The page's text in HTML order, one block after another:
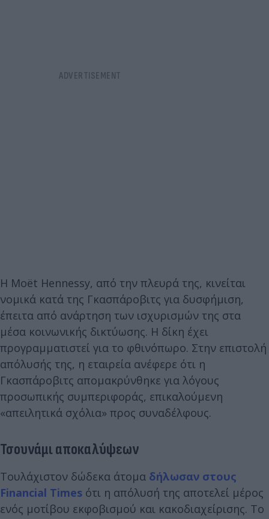
Η Moët Hennessy, από την πλευρά της, κινείται
νομικά κατά της Γκασπάροβιτς για δυσφήμιση,
έπειτα από ανάρτηση των ισχυρισμών της στα
μέσα κοινωνικής δικτύωσης. Η δίκη έχει
προγραμματιστεί για το φθινόπωρο. Στην επιστολή
απόλυσής της, η εταιρεία ανέφερε ότι η
Γκασπάροβιτς απομακρύνθηκε για λόγους
προσωπικής συμπεριφοράς, επικαλούμενη
«απειλητικά σχόλια» προς συναδέλφους.
Τσουνάμι αποκαλύψεων
Τουλάχιστον δώδεκα άτομα δήλωσαν στους
Financial Times ότι η απόλυσή της αποτελεί μέρος
ενός μοτίβου εκφοβισμού και κακοδιαχείρισης. Το